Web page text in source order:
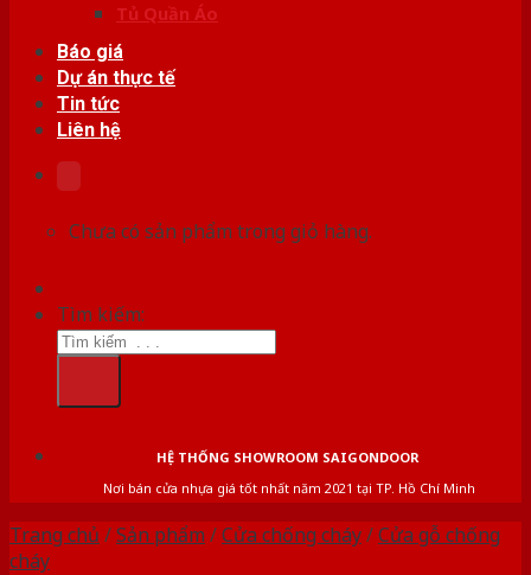
Tủ Quần Áo
Báo giá
Dự án thực tế
Tin tức
Liên hệ
Chưa có sản phẩm trong giỏ hàng.
Tìm kiếm:
HỆ THỐNG SHOWROOM SAIGONDOOR
Nơi bán cửa nhựa giá tốt nhất năm 2021 tại TP. Hồ Chí Minh
Trang chủ /Sản phẩm /Cửa chống cháy/Cửa gỗ chống
cháy